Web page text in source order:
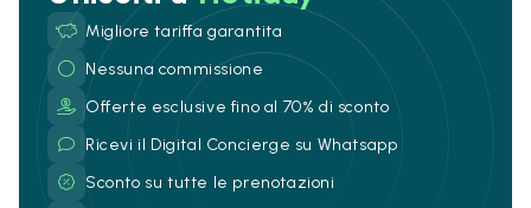
Migliore tariffa garantita
Nessuna commissione
Offerte esclusive fino al 70% di sconto
Ricevi il Digital Concierge su Whatsapp
Sconto su tutte le prenotazioni